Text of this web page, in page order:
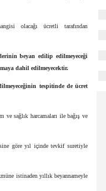
olacağı ücretli tarafından
beyan edilip edilmeyeceği
dahil edilmeyecektir.
tespitinde de ücret
ve sağlık harcamaları ile bağış ve
göre yıl içinde tevkif suretiyle
istinaden yıllık beyannameyle